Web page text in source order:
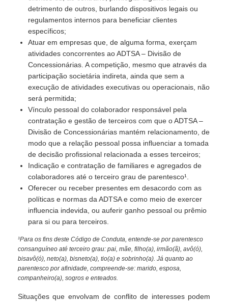
detrimento de outros, burlando dispositivos legais ou
regulamentos internos para beneficiar clientes
específicos;
Atuar em empresas que, de alguma forma, exerçam
atividades concorrentes ao ADTSA – Divisão de
Concessionárias. A competição, mesmo que através da
participação societária indireta, ainda que sem a
execução de atividades executivas ou operacionais, não
será permitida;
Vínculo pessoal do colaborador responsável pela
contratação e gestão de terceiros com que o ADTSA –
Divisão de Concessionárias mantém relacionamento, de
modo que a relação pessoal possa influenciar a tomada
de decisão profissional relacionada a esses terceiros;
Indicação e contratação de familiares e agregados de
colaboradores até o terceiro grau de parentesco¹.
Oferecer ou receber presentes em desacordo com as
políticas e normas da ADTSA e como meio de exercer
influencia indevida, ou auferir ganho pessoal ou prêmio
para si ou para terceiros.
¹Para os fins deste Código de Conduta, entende-se por parentesco
consanguíneo até terceiro grau: pai, mãe, filho(a), irmão(ã), avô(ó),
bisavô(ó), neto(a), bisneto(a), tio(a) e sobrinho(a). Já quanto ao
parentesco por afinidade, compreende-se: marido, esposa,
companheiro(a), sogros e enteados.
Situações que envolvam de conflito de interesses podem